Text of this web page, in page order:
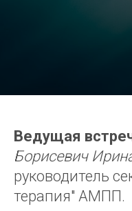
Ведущая
Борисевич
руководитель
терапия" АМПП.